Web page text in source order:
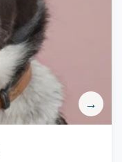
→